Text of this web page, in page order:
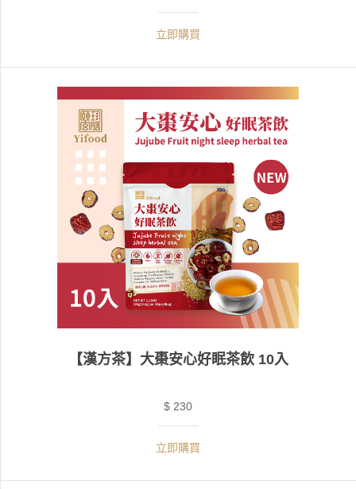
立即購買
【漢方茶】大棗安心好眠茶飲 10入
$ 230
立即購買